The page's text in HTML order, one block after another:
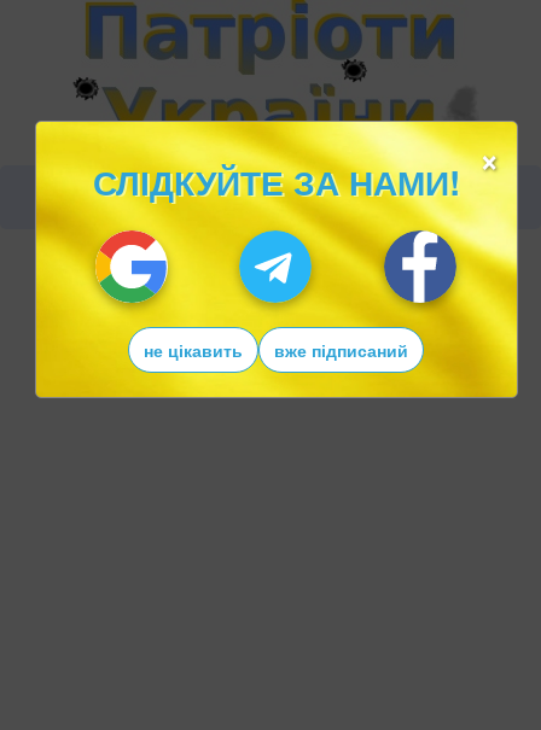
×
СЛІДКУЙТЕ ЗА НАМИ!
не цікавить вже підписаний